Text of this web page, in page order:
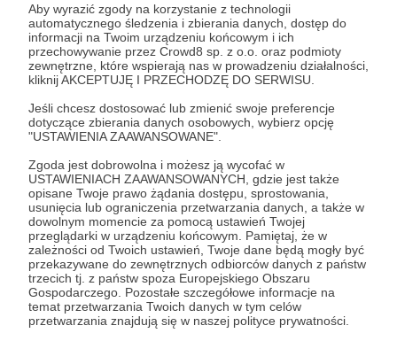
Aby wyrazić zgody na korzystanie z technologii
automatycznego śledzenia i zbierania danych, dostęp do
informacji na Twoim urządzeniu końcowym i ich
przechowywanie przez Crowd8 sp. z o.o. oraz podmioty
zewnętrzne, które wspierają nas w prowadzeniu działalności,
kliknij AKCEPTUJĘ I PRZECHODZĘ DO SERWISU.
Jeśli chcesz dostosować lub zmienić swoje preferencje
dotyczące zbierania danych osobowych, wybierz opcję
"USTAWIENIA ZAAWANSOWANE".
Zgoda jest dobrowolna i możesz ją wycofać w
USTAWIENIACH ZAAWANSOWANYCH, gdzie jest także
opisane Twoje prawo żądania dostępu, sprostowania,
usunięcia lub ograniczenia przetwarzania danych, a także w
dowolnym momencie za pomocą ustawień Twojej
przeglądarki w urządzeniu końcowym. Pamiętaj, że w
zależności od Twoich ustawień, Twoje dane będą mogły być
przekazywane do zewnętrznych odbiorców danych z państw
trzecich tj. z państw spoza Europejskiego Obszaru
Gospodarczego. Pozostałe szczegółowe informacje na
temat przetwarzania Twoich danych w tym celów
przetwarzania znajdują się w naszej polityce prywatności.
Patroni: 0
200 zł miesięcznie
Skip
Dwie stówki to nie byle co. Przypilnujemy, żeby
Kondziu wydał je na bilet do Kanady, a nie na
kolejną kobrę na plecach
Próg zawiera:
- Pocztówkę z każdego turnieju